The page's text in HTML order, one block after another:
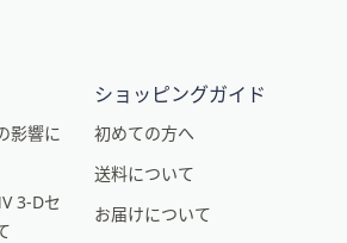
影響に
3-Dセ
ショッピングガイド
初めての方へ
送料について
お届けについて